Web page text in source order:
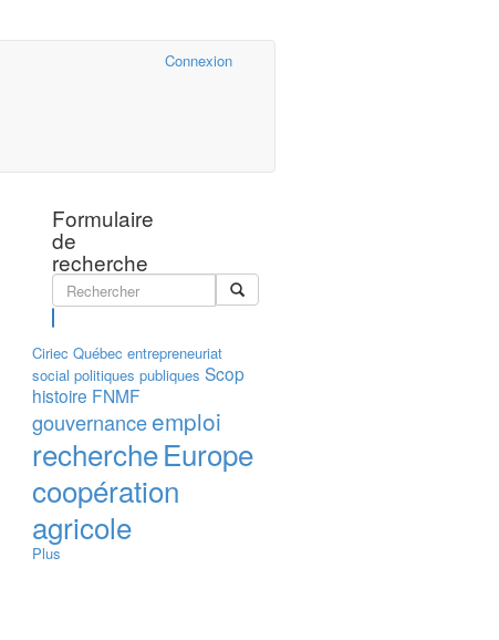
Connexion
Formulaire
de
recherche
Ciriec Québec entrepreneuriat
social politiques publiques Scop
histoire FNMF
gouvernanceemploi
rechercheEurope
coopération
agricole
Plus